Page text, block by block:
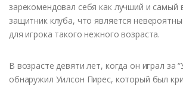
зарекомендовал себя как лучший и самый
защитник клуба, что является
для игрока такого нежного возраста.
В возрасте девяти лет, когда он играл за
обнаружил Уилсон Пирес, который был